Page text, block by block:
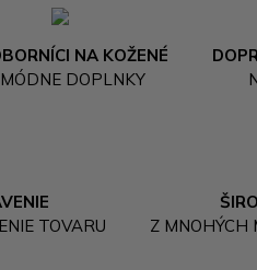
NA KOŽENÉ
MÓDNE DOPLNKY
TOVARU
Z MNOHÝCH